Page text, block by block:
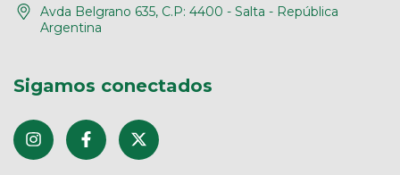
Avda Belgrano 635, C.P: 4400 - Salta - República
Argentina
Sigamos conectados